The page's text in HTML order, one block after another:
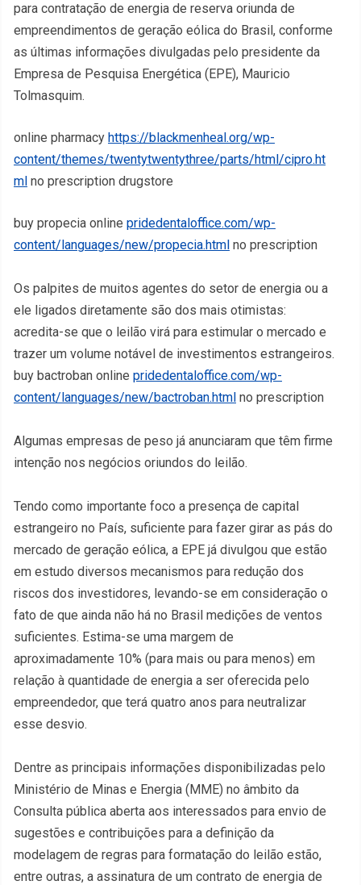
para contratação de energia de reserva oriunda de
empreendimentos de geração eólica do Brasil, conforme
as últimas informações divulgadas pelo presidente da
Empresa de Pesquisa Energética (EPE), Mauricio
Tolmasquim.
online pharmacy https://blackmenheal.org/wp-
content/themes/twentytwentythree/parts/html/cipro.ht
ml no prescription drugstore
buy propecia online pridedentaloffice.com/wp-
content/languages/new/propecia.html no prescription
Os palpites de muitos agentes do setor de energia ou a
ele ligados diretamente são dos mais otimistas:
acredita-se que o leilão virá para estimular o mercado e
trazer um volume notável de investimentos estrangeiros.
buy bactroban online pridedentaloffice.com/wp-
content/languages/new/bactroban.html no prescription
Algumas empresas de peso já anunciaram que têm firme
intenção nos negócios oriundos do leilão.
Tendo como importante foco a presença de capital
estrangeiro no País, suficiente para fazer girar as pás do
mercado de geração eólica, a EPE já divulgou que estão
em estudo diversos mecanismos para redução dos
riscos dos investidores, levando-se em consideração o
fato de que ainda não há no Brasil medições de ventos
suficientes. Estima-se uma margem de
aproximadamente 10% (para mais ou para menos) em
relação à quantidade de energia a ser oferecida pelo
empreendedor, que terá quatro anos para neutralizar
esse desvio.
Dentre as principais informações disponibilizadas pelo
Ministério de Minas e Energia (MME) no âmbito da
Consulta pública aberta aos interessados para envio de
sugestões e contribuições para a definição da
modelagem de regras para formatação do leilão estão,
entre outras, a assinatura de um contrato de energia de